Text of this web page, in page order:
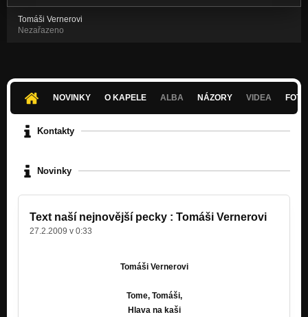
Tomáši Vernerovi
Nezařazeno
NOVINKY O KAPELE ALBA NÁZORY VIDEA
Kontakty
Novinky
Text naší nejnovější pecky : Tomáši Vernerovi
27.2.2009 v 0:33
Tomáši Vernerovi
Tome, Tomáši,
Hlava na kaši